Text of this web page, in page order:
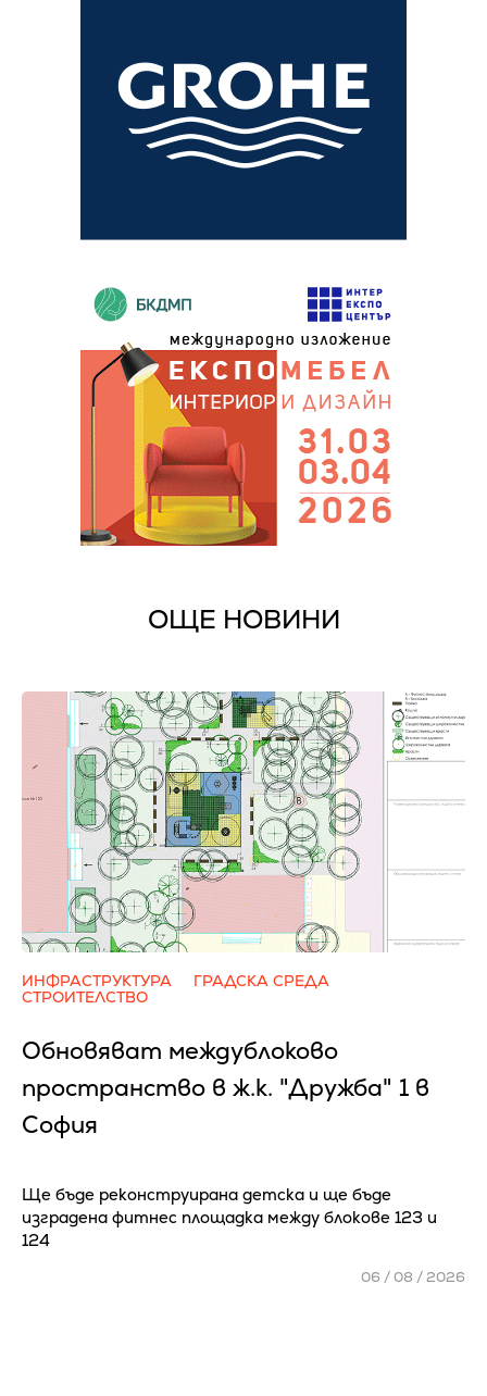
ОЩЕ НОВИНИ
ИНФРАСТРУКТУРА
ГРАДСКА СРЕДА
СТРОИТЕЛСТВО
Обновяват междублоково
пространство в ж.к. "Дружба" 1 в
София
Ще бъде реконструирана детска и ще бъде
изградена фитнес площадка между блокове 123 и
124
06 / 08 / 2026